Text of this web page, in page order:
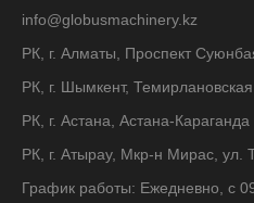
info@globusmachinery.kz
РК, г. Алматы, Проспект
РК, г. Шымкент,
РК, г. Астана, Астана-Караганда
РК, г. Атырау, Мкр-н Мирас, ул.
График работы: Ежедневно, с